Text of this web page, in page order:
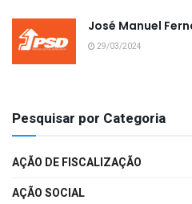
José Manuel
29/03/2024
Pesquisar por Categoria
AÇÃO DE FISCALIZAÇÃO
AÇÃO SOCIAL